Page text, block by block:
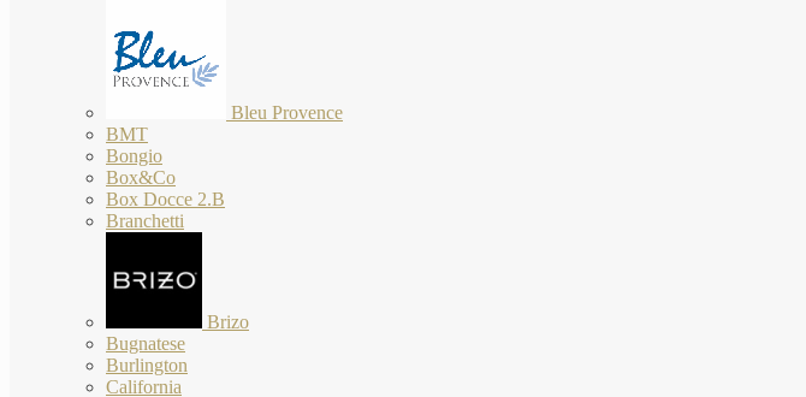
Bleu Provence
BMT
Bongio
Box&Co
Box Docce 2.B
Branchetti
Brizo
Bugnatese
Burlington
California